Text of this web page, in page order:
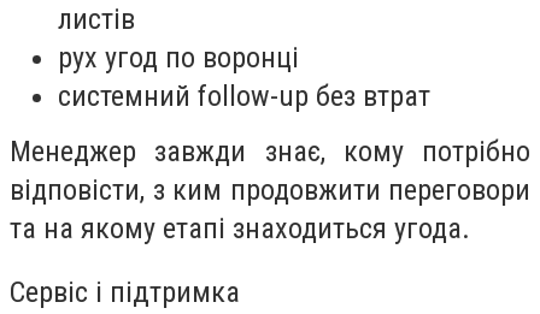
листів
рух угод по воронці
системний follow-up без втрат
Менеджер завжди знає, кому потрібно
відповісти, з ким продовжити переговори
та на якому етапі знаходиться угода.
Сервіс і підтримка